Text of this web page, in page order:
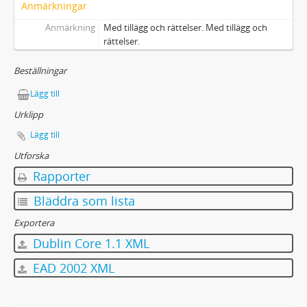
Anmärkningar
Anmärkning
Med tillägg och rättelser. Med tillägg och
rättelser.
Beställningar
Lägg till
Urklipp
Lägg till
Utforska
Rapporter
Bläddra som lista
Exportera
Dublin Core 1.1 XML
EAD 2002 XML